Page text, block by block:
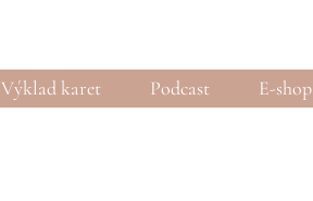
Výklad karet Podcast E-shop